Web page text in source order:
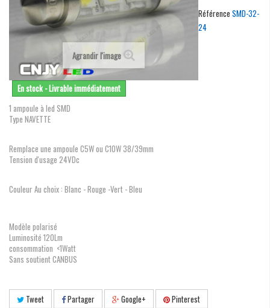
Agrandir l'image
Référence SMD-32-
24
En stock - Livrable immédiatement
1 ampoule à led SMD
Type NAVETTE
Remplace une ampoule C5W ou C10W 38/39mm
Tension d'usage 24VDc
Couleur Au choix : Blanc - Rouge -Vert - Bleu
Modèle polarisé
Luminosité 120Lm
consommation <1Watt
Sans soutient CANBUS
Tweet Partager Google+ Pinterest